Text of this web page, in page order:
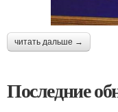
читать дальше →
Последние